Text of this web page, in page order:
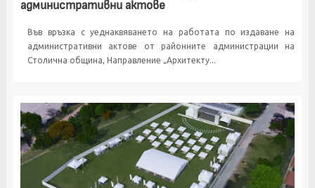
административни актове
Във връзка с уеднаквяването на работата по издаване на
административни актове от районните администрации на
Столична община, Направление „Архитекту...